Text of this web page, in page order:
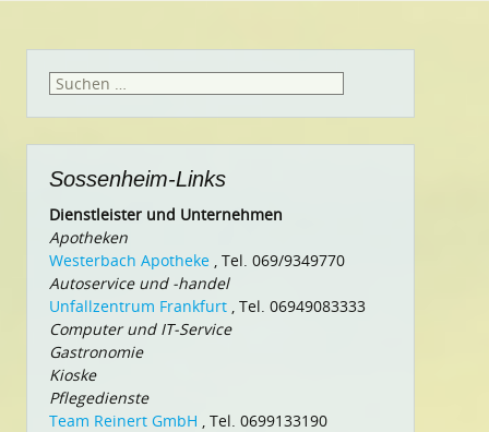
Suchen
Sossenheim-Links
Dienstleister und Unternehmen
Apotheken
Westerbach Apotheke , Tel. 069/9349770
Autoservice und -handel
Unfallzentrum Frankfurt , Tel. 06949083333
Computer und IT-Service
Gastronomie
Kioske
Pflegedienste
Team Reinert GmbH , Tel. 0699133190